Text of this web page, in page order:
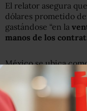
El relator asegura
dólares prometido
gastándose “en la
manos de los
México se ubica
donde se han
lucha contra el
por
Colombia, que
acuerdos.